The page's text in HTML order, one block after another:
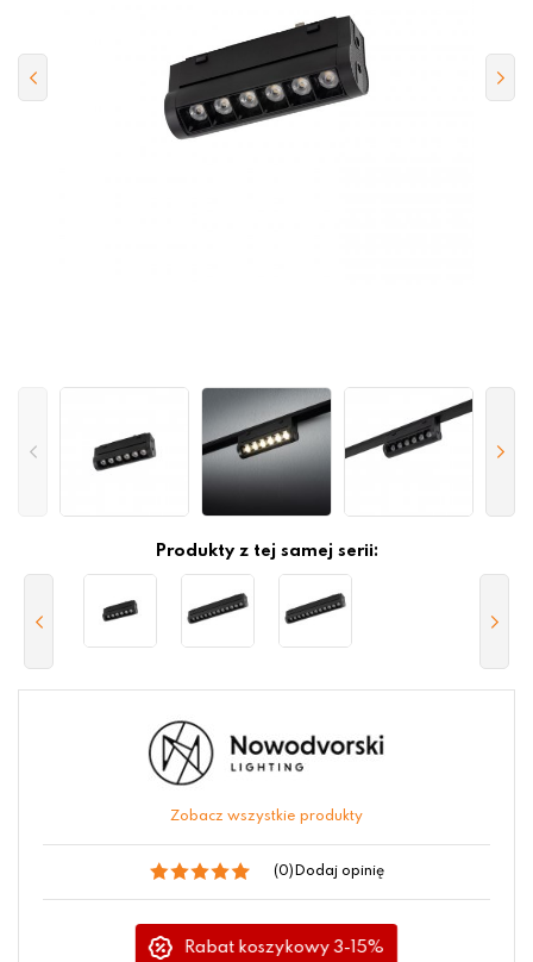
Produkty z tej samej serii:
Zobacz wszystkie produkty
(0) Dodaj opinię
Rabat koszykowy 3-15%